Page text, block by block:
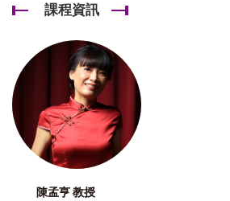
課程資訊
陳孟亨 教授